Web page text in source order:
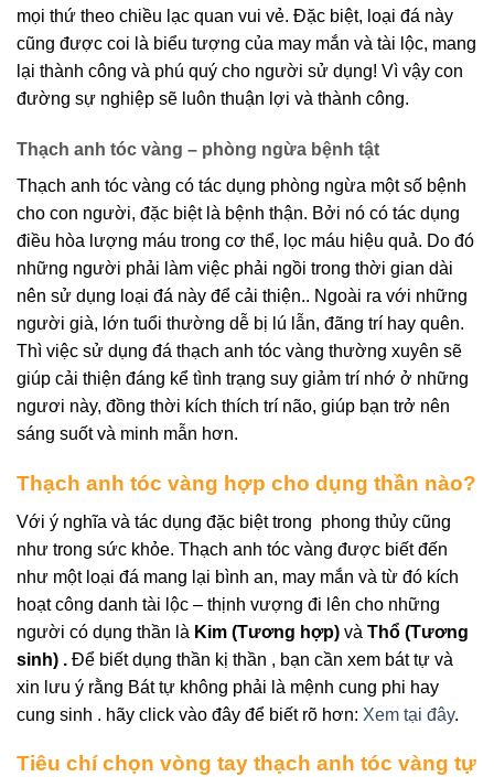
mọi thứ theo chiều lạc quan vui vẻ. Đặc biệt, loại đá này
cũng được coi là biểu tượng của may mắn và tài lộc, mang
lại thành công và phú quý cho người sử dụng! Vì vậy con
đường sự nghiệp sẽ luôn thuận lợi và thành công.
Thạch anh tóc vàng – phòng ngừa bệnh tật
Thạch anh tóc vàng có tác dụng phòng ngừa một số bệnh
cho con người, đặc biệt là bệnh thận. Bởi nó có tác dụng
điều hòa lượng máu trong cơ thể, lọc máu hiệu quả. Do đó
những người phải làm việc phải ngồi trong thời gian dài
nên sử dụng loại đá này để cải thiện.. Ngoài ra với những
người già, lớn tuổi thường dễ bị lú lẫn, đãng trí hay quên.
Thì việc sử dụng đá thạch anh tóc vàng thường xuyên sẽ
giúp cải thiện đáng kể tình trạng suy giảm trí nhớ ở những
ngươi này, đồng thời kích thích trí não, giúp bạn trở nên
sáng suốt và minh mẫn hơn.
Thạch anh tóc vàng hợp cho dụng thần nào?
Với ý nghĩa và tác dụng đặc biệt trong phong thủy cũng
như trong sức khỏe. Thạch anh tóc vàng được biết đến
như một loại đá mang lại bình an, may mắn và từ đó kích
hoạt công danh tài lộc – thịnh vượng đi lên cho những
người có dụng thần là Kim (Tương hợp) và Thổ (Tương
sinh) . Để biết dụng thần kị thần , bạn cần xem bát tự và
xin lưu ý rằng Bát tự không phải là mệnh cung phi hay
cung sinh . hãy click vào đây để biết rõ hơn: Xem tại đây.
Tiêu chí chọn vòng tay thạch anh tóc vàng tự